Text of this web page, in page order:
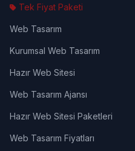
Tek Fiyat Paketi
Web Tasarım
Kurumsal Web Tasarım
Hazır Web Sitesi
Web Tasarım Ajansı
Hazır Web Sitesi Paketleri
Web Tasarım Fiyatları